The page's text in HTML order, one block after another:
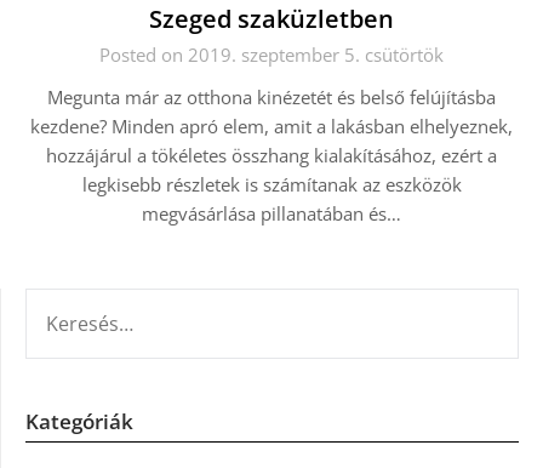
Szeged szaküzletben
Posted on 2019. szeptember 5. csütörtök
Megunta már az otthona kinézetét és belső felújításba
kezdene? Minden apró elem, amit a lakásban elhelyeznek,
hozzájárul a tökéletes összhang kialakításához, ezért a
legkisebb részletek is számítanak az eszközök
megvásárlása pillanatában és…
Kategóriák